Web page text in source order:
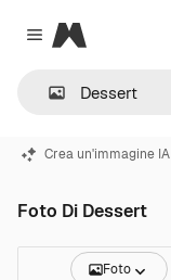
Close menu
Magnific
Crea un'immagine IA
Foto Di Dessert
Foto